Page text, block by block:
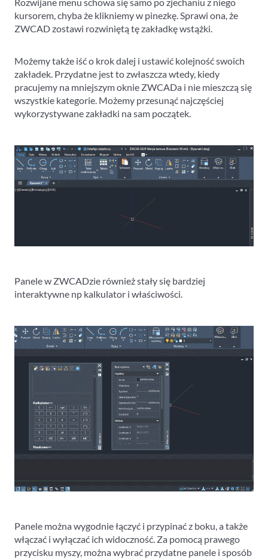
kursorem, chyba że klikniemy w pinezkę. Sprawi ona, że
ZWCAD zostawi rozwiniętą tę zakładkę wstążki.
Możemy także iść o krok dalej i ustawić kolejność swoich
zakładek. Przydatne jest to zwłaszcza wtedy, kiedy
pracujemy na mniejszym oknie ZWCADa i nie mieszczą się
wszystkie kategorie. Możemy przesunąć najczęściej
wykorzystywane zakładki na sam początek.
Panele w ZWCADzie również stały się bardziej
interaktywne np kalkulator i właściwości.
Panele można wygodnie łączyć i przypinać z boku, a także
włączać i wyłączać ich widoczność. Za pomocą prawego
przycisku myszy, można wybrać przydatne panele i sposób